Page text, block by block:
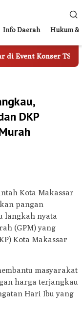
Info Daerah Hukum &
Konser TSM
DKP
Kota Makassar
pangan
langkah nyata
(GPM) yang
Kota Makassar
masyarakat
harga terjangkau
Hari Ibu yang